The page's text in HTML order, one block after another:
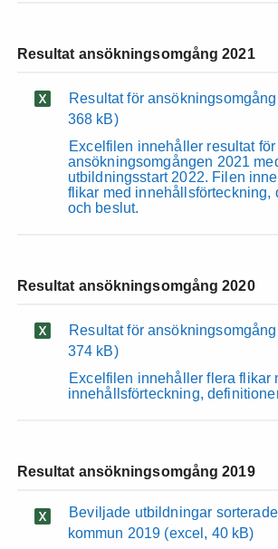
Resultat ansökningsomgång 2021
Resultat för
368 kB)
Excelfilen innehåller resultat för
ansökningsomgången 2021
utbildningsstart 2022. Filen
flikar med innehållsförteckning,
och beslut.
Resultat ansökningsomgång 2020
Resultat för
374 kB)
Excelfilen innehåller flera flikar
innehållsförteckning,
Resultat ansökningsomgång 2019
Beviljade utbildningar
kommun 2019 (excel, 40 kB)